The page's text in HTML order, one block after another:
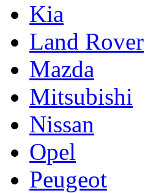
Kia
Land Rover
Mazda
Mitsubishi
Nissan
Opel
Peugeot